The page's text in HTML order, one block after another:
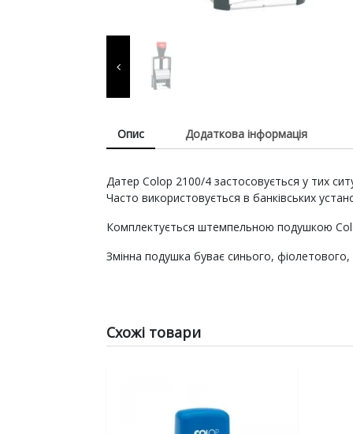
витратні матеріали для
виготовлення печаток та
штампів, продукція для
пломбування.
Опис Додаткова інформація
Датер Colop 2100/4 застосовується у тих
Часто використовується в банківських
Комплектується штемпельною подушкою
Змінна подушка буває синього,
Схожі товари